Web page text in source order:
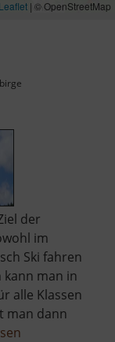
Leaflet | © OpenStreetMap
der
im
Ski fahren
kann man in
alle Klassen
man dann